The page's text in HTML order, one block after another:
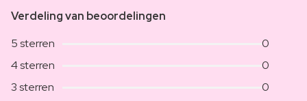
Verdeling van beoordelingen
5 sterren
0
4 sterren
0
3 sterren
0